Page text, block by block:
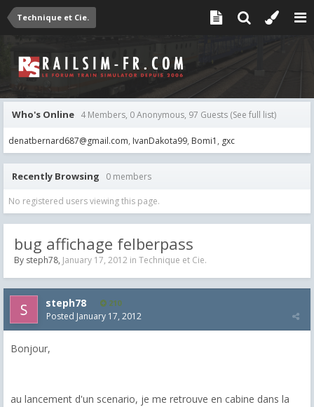
Technique et Cie.
Who's Online 4 Members, 0 Anonymous, 97 Guests (See full list)
denatbernard687@gmail.com IvanDakota99 Bomi1 gxc
Recently Browsing 0 members
No registered users viewing this page.
bug affichage felberpass
By steph78, January 17, 2012 in Technique et Cie.
steph78 210
Posted January 17, 2012
Bonjour,
au lancement d'un scenario, je me retrouve en cabine dans la